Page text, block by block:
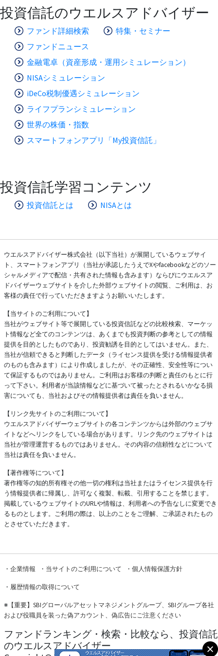
投資信託のウエルスアドバイザー
ファンド詳細検索
特集・セミナー
ファンドニュース
金融電卓（資産形成・運用シミュレーション）
NISAシミュレーション
iDeCo税制優遇シミュレーション
ライフプランシミュレーション
世界の株価・指数
スマートフォンアプリ「My投資信託」
投資信託学習コンテンツ
投資信託とは NISAとは
ウエルスアドバイザー株式会社（以下当社）が展開しているウェブサイ
ト、スマートフォンアプリ（当社が承認したうえでXやfacebookなどのソー
シャルメディアで配信・共有された情報も含みます）ならびにウエルスア
ドバイザーウェブサイトを介した外部ウェブサイトの閲覧、ご利用は、お
客様の責任で行っていただきますようお願いいたします。
【当サイトのご利用について】
当社がウェブサイト等で展開している投資信託などの比較検索、マーケッ
ト情報など全てのコンテンツは、あくまでも投資判断の参考としての情報
提供を目的としたものであり、投資勧誘を目的としてはいません。また、
当社が信頼できると判断したデータ（ライセンス提供を受ける情報提供者
のものも含みます）により作成しましたが、その正確性、安全性等につい
て保証するものではありません。ご利用はお客様の判断と責任のもとに行
って下さい。利用者が当該情報などに基づいて被ったとされるいかなる損
害についても、当社およびその情報提供者は責任を負いません。
【リンク先サイトのご利用について】
ウエルスアドバイザーウェブサイトの各コンテンツからは外部のウェブサ
イトなどへリンクをしている場合があります。リンク先のウェブサイトは
当社が管理運営するものではありません。その内容の信頼性などについて
当社は責任を負いません。
【著作権等について】
著作権等の知的所有権その他一切の権利は当社またはライセンス提供を行
う情報提供者に帰属し、許可なく複製、転載、引用することを禁じます。
掲載しているウェブサイトのURLや情報は、利用者への予告なしに変更でき
るものとします。ご利用の際は、以上のことをご理解、ご承諾されたもの
とさせていただきます。
・ 企業情報 ・ 当サイトのご利用について ・ 個人情報保護方針
・ 履歴情報の取得について
※ 【重要】SBIグローバルアセットマネジメントグループ、SBIグループ各社
および役職員を装った偽アカウント、偽広告にご注意ください
ファンドランキング・検索・比較なら、投資信託
のウエルスアドバイザー